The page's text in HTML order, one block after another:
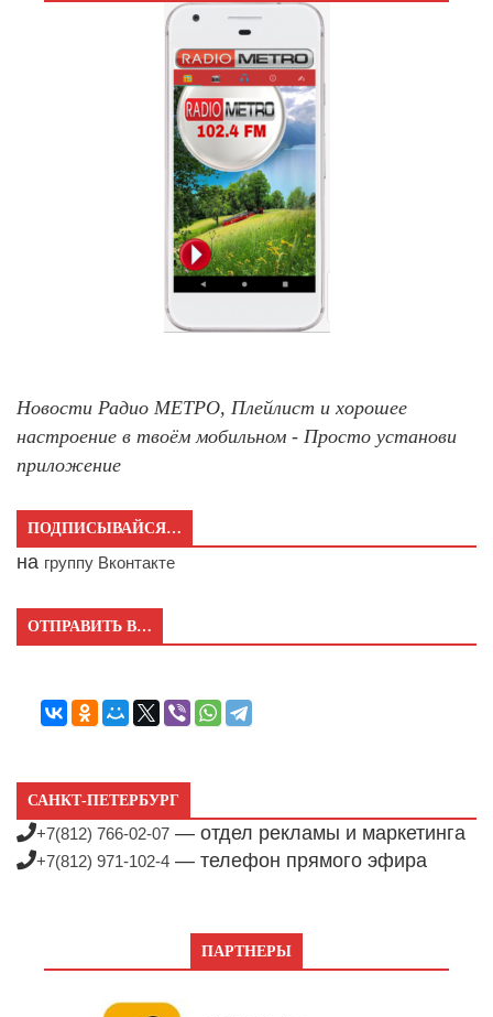
Новости Радио МЕТРО, Плейлист и хорошее
настроение в твоём мобильном - Просто установи
приложение
ПОДПИСЫВАЙСЯ…
на группу Вконтакте
ОТПРАВИТЬ В…
САНКТ-ПЕТЕРБУРГ
+7(812) 766-02-07 — отдел рекламы и маркетинга
+7(812) 971-102-4 — телефон прямого эфира
ПАРТНЕРЫ